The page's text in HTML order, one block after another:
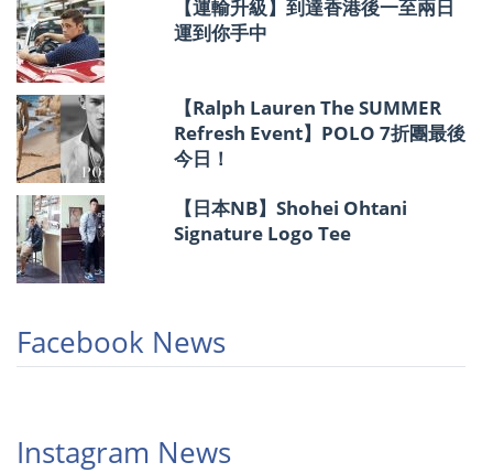
【運輸升級】到達香港後一至兩日
運到你手中
【Ralph Lauren The SUMMER
Refresh Event】POLO 7折團最後
今日！
【日本NB】Shohei Ohtani
Signature Logo Tee
Facebook News
Instagram News